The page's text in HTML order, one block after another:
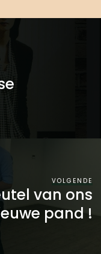
VOLGENDE
van ons
pand !